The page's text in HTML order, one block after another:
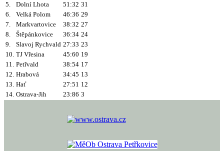
5.
Dolní Lhota 51:32 31
6.
Velká Polom 46:36 29
7.
Markvartovice 38:32 27
8.
Štěpánkovice 36:34 24
9.
Slavoj Rychvald 27:33 23
10. TJ Vřesina 45:60 19
11. Petřvald 38:54 17
12. Hrabová 34:45 13
13. Hať 27:51 12
14. Ostrava-Jih 23:86 3